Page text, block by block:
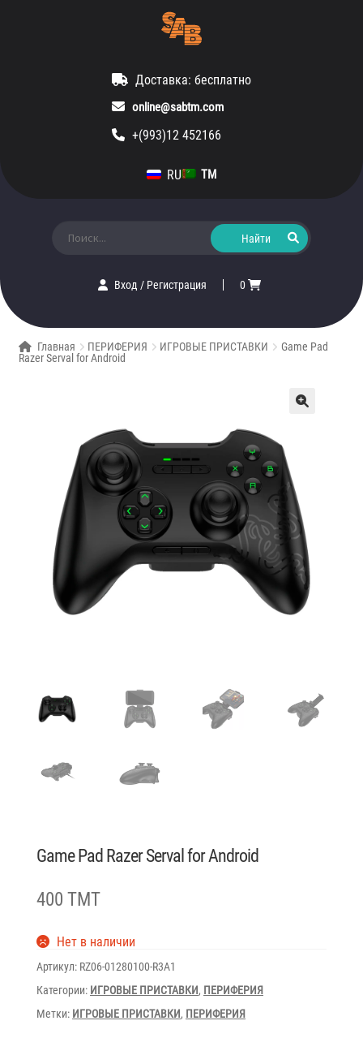
Доставка: бесплатно
online@sabtm.com
+(993)12 452166
RU TM
Вход/ Регистрация 0
Главная ПЕРИФЕРИЯ ИГРОВЫЕ ПРИСТАВКИ
Game Pad
Razer Serval for Android
Game Pad Razer Serval for Android
400 TMT
Нет в наличии
Артикул: RZ06-01280100-R3A1
Категории: ИГРОВЫЕ ПРИСТАВКИ, ПЕРИФЕРИЯ
Метки: ИГРОВЫЕ ПРИСТАВКИ, ПЕРИФЕРИЯ